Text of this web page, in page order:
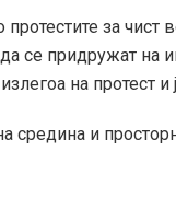
за чист
се придружат на
на протест и
средина и